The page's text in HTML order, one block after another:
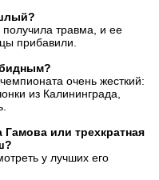
травма, и ее
прибавили.
очень жесткий:
из Калининграда,
или трехкратная
у лучших его